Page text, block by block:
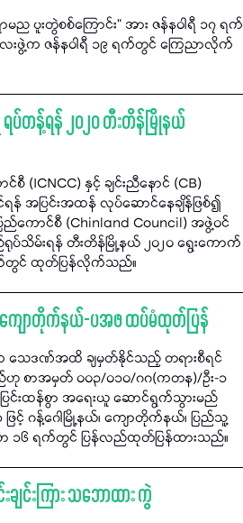
ည ပူးတွဲစစ်ကြောင်း” အား ဇန်နဝါရီ ၁၇ ရက်
းဖွဲ့က ဇန်နဝါရီ ၁၉ ရက်တွင် ကြေညာလိုက်
ရပ်တန့်ရန် ၂၀၂၀ တီးတိန်မြိုနယ်
(ICNCC) နှင့် ချင်းညီနောင် (CB)
န် အပြင်းအထန် လုပ်ဆောင်နေချိန်ဖြစ်၍
ပြည်ကောင်စီ (Chinland Council) အဖွဲ့ဝင်
ည်ရုပ်သိမ်းရန် တီးတိန်မြို့နယ် ၂၀၂၀ ရွေးကောက်
က်တွင် ထုတ်ပြန်လိုက်သည်။
ကျောတိုက်နယ်-ပအဖ ထပ်မံထုတ်ပြန်
က သေဒဏ်အထိ ချမှတ်နိုင်သည့် တရားစီရင်
ည်ဟု စာအမှတ် ၀၀၃/၀၁၀/ဂဂ(ကတန)/ဦး-၁
ပြင်းထန်စွာ အရေးယူ ဆောင်ရွက်သွားမည်
ြင့် ဂန့်ဂေါမြို့နယ်၊ ကျောတိုက်နယ်၊ ပြည်သူ့
၁၆ ရက်တွင် ပြန်လည်ထုတ်ပြန်ထားသည်။
ျင်းကြား သဘောထား ကွဲ